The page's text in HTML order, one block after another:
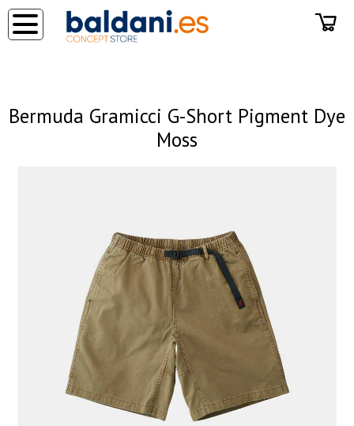
Bermuda Gramicci G-Short Pigment Dye
Moss